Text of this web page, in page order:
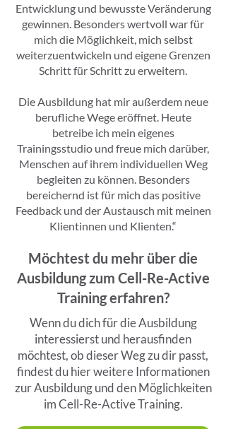
Entwicklung und bewusste Veränderung
gewinnen. Besonders wertvoll war für
mich die Möglichkeit, mich selbst
weiterzuentwickeln und eigene Grenzen
Schritt für Schritt zu erweitern.
Die Ausbildung hat mir außerdem neue
berufliche Wege eröffnet. Heute
betreibe ich mein eigenes
Trainingsstudio und freue mich darüber,
Menschen auf ihrem individuellen Weg
begleiten zu können. Besonders
bereichernd ist für mich das positive
Feedback und der Austausch mit meinen
Klientinnen und Klienten.“
Möchtest du mehr über die
Ausbildung zum Cell-Re-Active
Training erfahren?
Wenn du dich für die Ausbildung
interessierst und herausfinden
möchtest, ob dieser Weg zu dir passt,
findest du hier weitere Informationen
zur Ausbildung und den Möglichkeiten
im Cell-Re-Active Training.